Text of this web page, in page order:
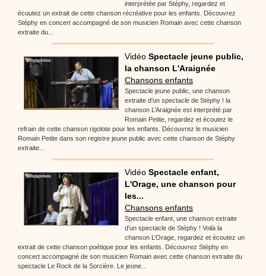
interprétée par Stéphy, regardez et
écoutez un extrait de cette chanson récréative pour les enfants. Découvrez
Stéphy en concert accompagné de son musicien Romain avec cette chanson
extraite du...
Vidéo Spectacle jeune public,
la chanson L'Araignée
Chansons enfants
Spectacle jeune public, une chanson
extraite d’un spectacle de Stéphy ! la
chanson L’Araignée est interprété par
Romain Petite, regardez et écoutez le
refrain de cette chanson rigolote pour les enfants. Découvrez le musicien
Romain Petite dans son registre jeune public avec cette chanson de Stéphy
extraite...
Vidéo Spectacle enfant,
L'Orage, une chanson pour
les...
Chansons enfants
Spectacle enfant, une chanson extraite
d’un spectacle de Stéphy ! Voilà la
chanson L’Orage, regardez et écoutez un
extrait de cette chanson poétique pour les enfants. Découvrez Stéphy en
concert accompagné de son musicien Romain avec cette chanson extraite du
spectacle Le Rock de la Sorcière. Le jeune...